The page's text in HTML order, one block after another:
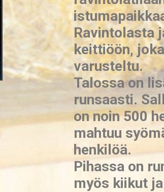
Ravintolasta
keittiöön,
varusteltu.
Talossa on
runsaasti.
on noin 500
mahtuu
henkilöä.
Pihassa on
myös kiikut